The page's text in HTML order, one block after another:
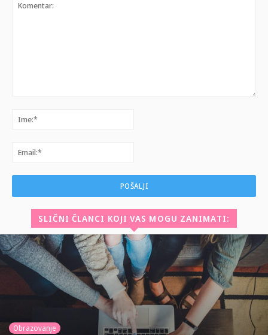
SLIČNI ČLANCI KOJI VAS MOGU ZANIMATI:
Obrazovanje